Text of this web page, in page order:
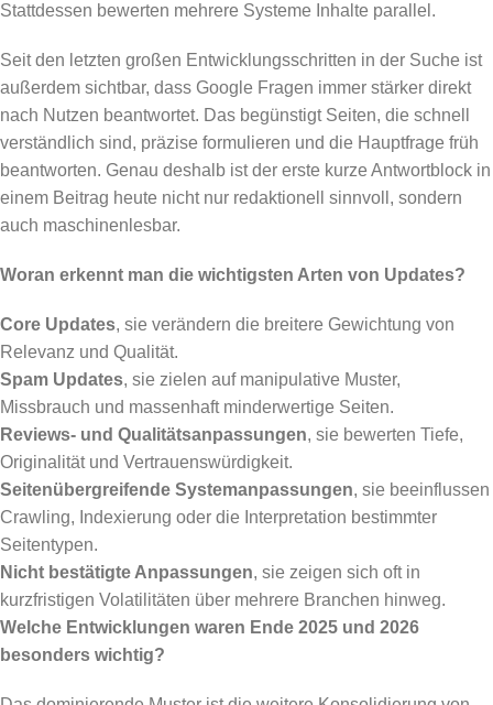
Stattdessen bewerten mehrere Systeme Inhalte parallel.
Seit den letzten großen Entwicklungsschritten in der Suche ist
außerdem sichtbar, dass Google Fragen immer stärker direkt
nach Nutzen beantwortet. Das begünstigt Seiten, die schnell
verständlich sind, präzise formulieren und die Hauptfrage früh
beantworten. Genau deshalb ist der erste kurze Antwortblock in
einem Beitrag heute nicht nur redaktionell sinnvoll, sondern
auch maschinenlesbar.
Woran erkennt man die wichtigsten Arten von Updates?
Core Updates, sie verändern die breitere Gewichtung von
Relevanz und Qualität.
Spam Updates, sie zielen auf manipulative Muster,
Missbrauch und massenhaft minderwertige Seiten.
Reviews- und Qualitätsanpassungen, sie bewerten Tiefe,
Originalität und Vertrauenswürdigkeit.
Seitenübergreifende Systemanpassungen, sie beeinflussen
Crawling, Indexierung oder die Interpretation bestimmter
Seitentypen.
Nicht bestätigte Anpassungen, sie zeigen sich oft in
kurzfristigen Volatilitäten über mehrere Branchen hinweg.
Welche Entwicklungen waren Ende 2025 und 2026
besonders wichtig?